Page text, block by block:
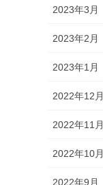
2023年3月
2023年2月
2023年1月
2022年12月
2022年11月
2022年10月
2022年9月